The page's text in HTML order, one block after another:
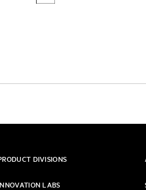
DIVISIONS
INNOVATION LABS